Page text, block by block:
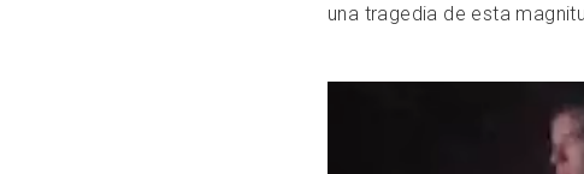
una tragedia de esta